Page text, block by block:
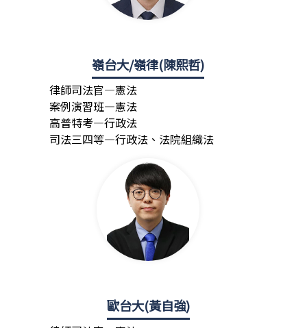
嶺台大/嶺律(陳熙哲)
律師司法官—憲法
案例演習班—憲法
高普特考—行政法
司法三四等—行政法、法院組織法
歐台大(黃自強)